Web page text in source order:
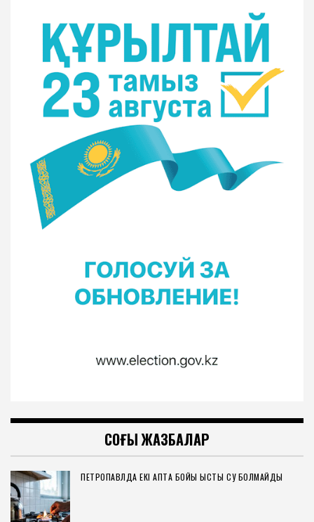
СОҢҒЫ ЖАЗБАЛАР
ПЕТРОПАВЛДА ЕКІ АПТА БОЙЫ ЫСТЫҚ СУ БОЛМАЙДЫ